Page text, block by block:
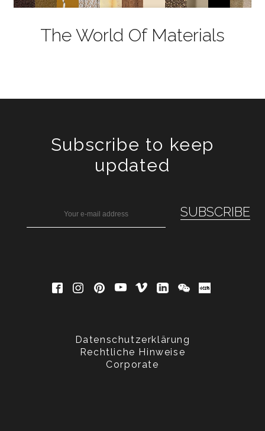
The World Of Materials
Subscribe to keep
updated
Datenschutzerklärung
Rechtliche Hinweise
Corporate